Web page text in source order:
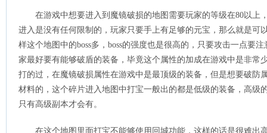
在游戏中想要进入到魔镜破损的地图需要玩家的等级在80以上
进入是没有任何限制的，玩家只要手上有足够的元宝，那么就是可
样这个地图中的boss多，boss的强度也是很高的，只要攻击一点要
家最好要有能够破盾的装备，毕竟这个属性的加成在游戏中是非常
打的过，在魔镜破损属性在游戏中是最顶级的装备，但是想要破防
材料的，这个碎片进入地图中打宝一般出的都是低级的装备，高级
只有高级副本才会有。
在这个地图里面打宝不能够使用回城功能，这样的话是很难出